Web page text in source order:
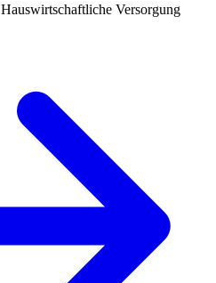
Hauswirtschaftliche Versorgung